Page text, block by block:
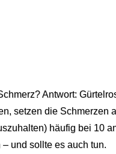
Antwort:
setzen die Schmerzen
häufig bei 10
und sollte es auch tun.